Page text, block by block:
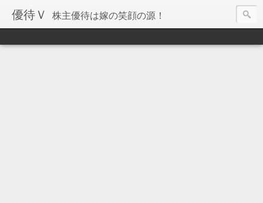
優待Ｖ 株主優待は嫁の笑顔の源！